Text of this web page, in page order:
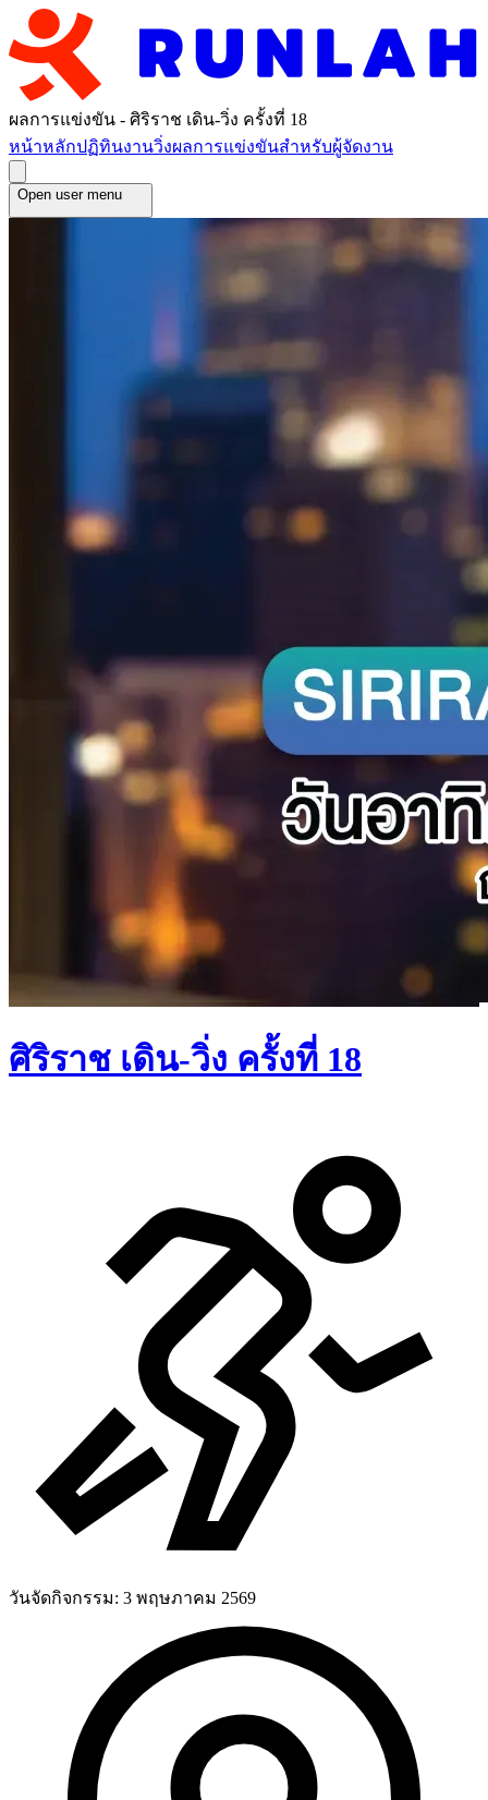
ผลการแข่งขัน - ศิริราช เดิน-วิ่ง ครั้งที่ 18
หน้าหลักปฏิทินงานวิ่งผลการแข่งขันสำหรับผู้จัดงาน
Open user menu
ศิริราช เดิน-วิ่ง ครั้งที่ 18
วันจัดกิจกรรม: 3 พฤษภาคม 2569